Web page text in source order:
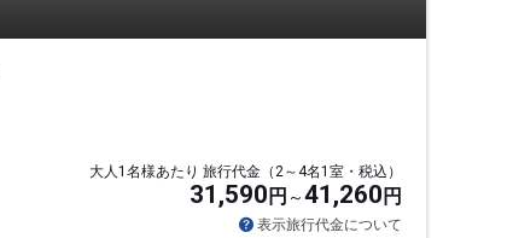
大人1名様あたり 旅行代金（2～4名1室・税込）
31,590 円 41,260 円
表示旅行代金について